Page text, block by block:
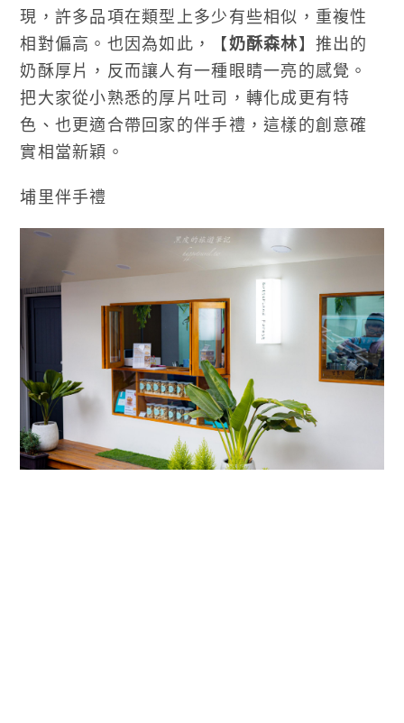
現，許多品項在類型上多少有些相似，重複性
相對偏高。也因為如此，【奶酥森林】推出的
奶酥厚片，反而讓人有一種眼睛一亮的感覺。
把大家從小熟悉的厚片吐司，轉化成更有特
色、也更適合帶回家的伴手禮，這樣的創意確
實相當新穎。
埔里伴手禮